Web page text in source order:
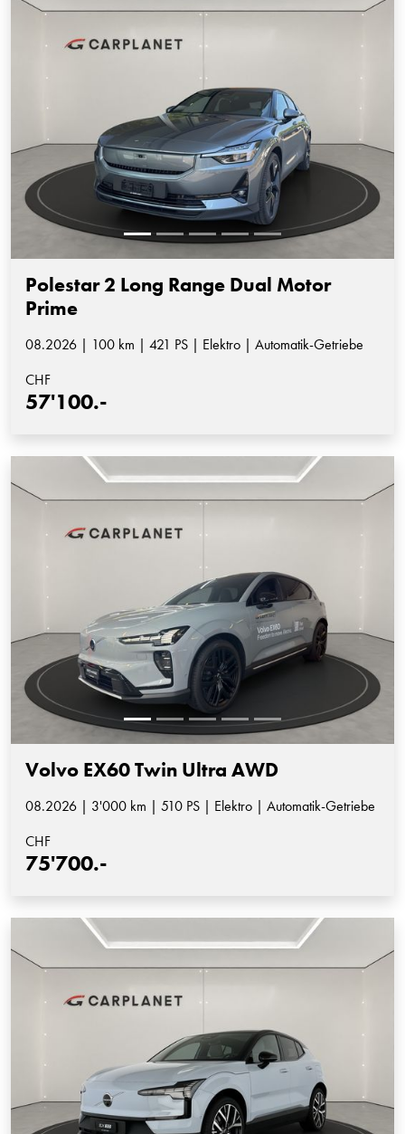
Polestar 2 Long Range Dual Motor
Prime
08.2026 | 100 km | 421 PS | Elektro | Automatik-Getriebe
CHF
57'100.-
Volvo EX60 Twin Ultra AWD
08.2026 | 3'000 km | 510 PS | Elektro | Automatik-Getriebe
CHF
75'700.-